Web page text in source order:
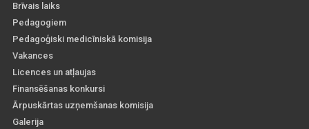
Brīvais laiks
Pedagogiem
Pedagoģiski medicīniskā komisija
Vakances
Licences un atļaujas
Finansēšanas konkursi
Ārpuskārtas uzņemšanas komisija
Galerija